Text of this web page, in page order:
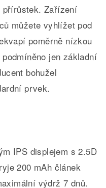
přírůstek. Zařízení
můžete vyhlížet pod
poměrně nízkou
jen základní
bohužel
prvek.
IPS displejem s 2.5D
200 mAh článek
výdrž 7 dnů.